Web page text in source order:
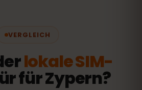
VERGLEICH
lokale SIM-
für Zypern?